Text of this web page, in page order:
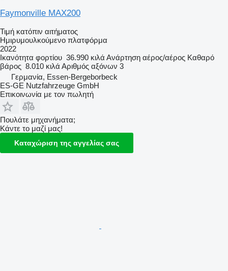
Faymonville MAX200
Τιμή κατόπιν αιτήματος
Ημιρυμουλκούμενο πλατφόρμα
2022
Ικανότητα φορτίου 36.990 κιλά Ανάρτηση αέρος/αέρος Καθαρό
βάρος 8.010 κιλά Αριθμός αξόνων 3
Γερμανία, Essen-Bergeborbeck
ES-GE Nutzfahrzeuge GmbH
Επικοινωνία με τον πωλητή
Πουλάτε μηχανήματα;
Κάντε το μαζί μας!
Καταχώριση της αγγελίας σας